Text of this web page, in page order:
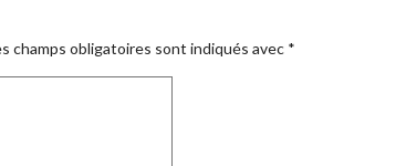
champs obligatoires sont indiqués avec *